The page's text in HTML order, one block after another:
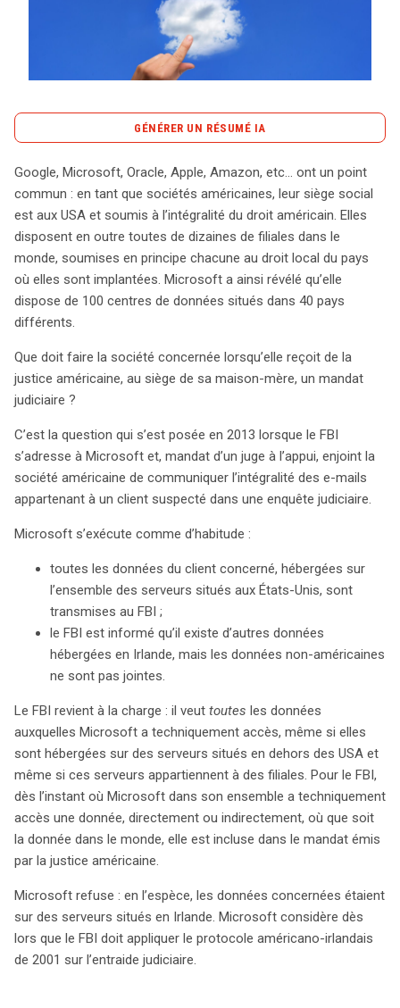
Tout sur le droit de l'innovation
CONTACT
GÉNÉRER UN RÉSUMÉ IA
Les géants technologiques américains, tels que
Microsoft et Apple, font face à des défis juridiques
complexes en matière de protection des données. En
2013, Microsoft a été confronté à une demande du FBI
pour accéder à des e-mails stockés sur des serveurs en
Irlande, soulevant des questions cruciales sur la portée
de la justice américaine à l’échelle mondiale. Alors que le
données auxquelles il avait accès, la société a refusé,
invoquant le protocole américano-irlandais sur l’entraide
judiciaire. Ce conflit met en lumière les tensions entre le
droit américain, le 4ème amendement, et les lois de
protection des données en vigueur dans d’autres pays.
Au-delà des enjeux juridiques, la situation soulève des
préoccupations commerciales majeures. La réputation
des données incite les entreprises non-américaines à
États-Unis. Avec des réglementations strictes comme le
RGPD en Europe, la sécurité des données devient un
enjeu déterminant pour les entreprises. Microsoft, en
réponse, a commencé à stocker des données en Europe
via des filiales locales, garantissant ainsi que les
requêtes américaines n’affectent pas les données des
citoyens européens. Ce contexte souligne l’importance
croissante de la localisation des données, transformant
la dynamique du cloud computing en faveur d’une
protection plus stricte en Europe, au détriment des
pratiques américaines.
Google, Microsoft, Oracle, Apple, Amazon, etc… ont un point
commun : en tant que sociétés américaines, leur siège social
est aux USA et soumis à l’intégralité du droit américain. Elles
disposent en outre toutes de dizaines de filiales dans le
monde, soumises en principe chacune au droit local du pays
où elles sont implantées. Microsoft a ainsi révélé qu’elle
dispose de 100 centres de données situés dans 40 pays
différents.
Que doit faire la société concernée lorsqu’elle reçoit de la
justice américaine, au siège de sa maison-mère, un mandat
judiciaire ?
C’est la question qui s’est posée en 2013 lorsque le FBI
s’adresse à Microsoft et, mandat d’un juge à l’appui, enjoint la
société américaine de communiquer l’intégralité des e-mails
appartenant à un client suspecté dans une enquête judiciaire.
Microsoft s’exécute comme d’habitude :
toutes les données du client concerné, hébergées sur
l’ensemble des serveurs situés aux États-Unis, sont
transmises au FBI ;
le FBI est informé qu’il existe d’autres données
hébergées en Irlande, mais les données non-américaines
ne sont pas jointes.
Le FBI revient à la charge : il veut toutes les données
auxquelles Microsoft a techniquement accès, même si elles
sont hébergées sur des serveurs situés en dehors des USA et
même si ces serveurs appartiennent à des filiales. Pour le FBI,
dès l’instant où Microsoft dans son ensemble a techniquement
accès une donnée, directement ou indirectement, où que soit
la donnée dans le monde, elle est incluse dans le mandat émis
par la justice américaine.
Microsoft refuse : en l’espèce, les données concernées étaient
sur des serveurs situés en Irlande. Microsoft considère dès
lors que le FBI doit appliquer le protocole américano-irlandais
de 2001 sur l’entraide judiciaire.